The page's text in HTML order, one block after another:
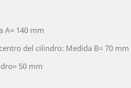
A= 140 mm
del cilindro: Medida B= 70 mm
50 mm